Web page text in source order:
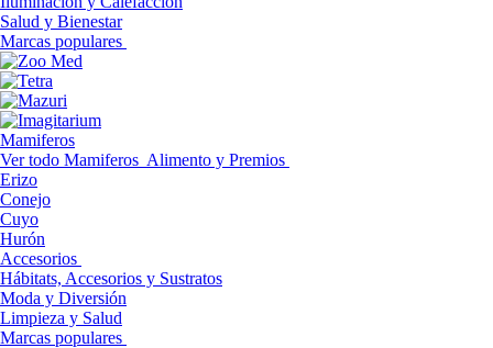
Salud y Bienestar
Marcas populares
Mamiferos
Ver todo Mamiferos Alimento y Premios
Erizo
Conejo
Cuyo
Hurón
Accesorios
Hábitats, Accesorios y Sustratos
Moda y Diversión
Limpieza y Salud
Marcas populares